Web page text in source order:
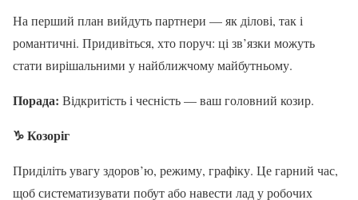
На перший план вийдуть партнери — як ділові, так і
романтичні. Придивіться, хто поруч: ці зв’язки можуть
стати вирішальними у найближчому майбутньому.
Порада: Відкритість і чесність — ваш головний козир.
♑Козоріг
Приділіть увагу здоров’ю, режиму, графіку. Це гарний час,
щоб систематизувати побут або навести лад у робочих